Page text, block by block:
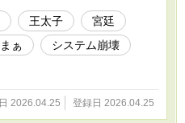
王太子
宮廷
ぁ
システム崩壊
2026.04.25 登録日 2026.04.25